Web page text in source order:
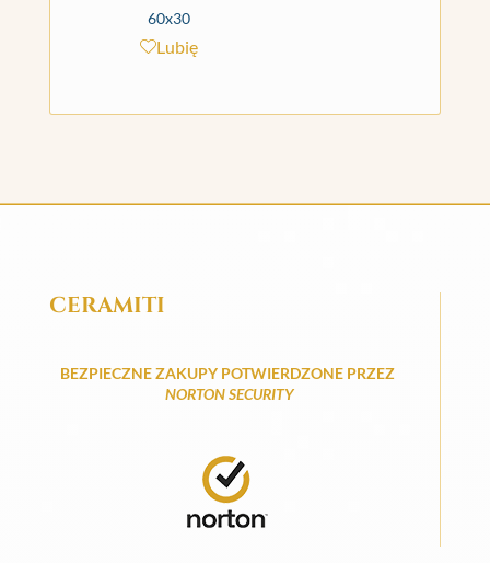
60x30
Lubię
CERAMITI
BEZPIECZNE ZAKUPY POTWIERDZONE PRZEZ
NORTON SECURITY